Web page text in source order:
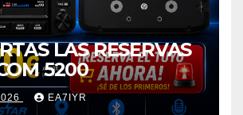
LAS RESERVAS
5200
EA7IYR